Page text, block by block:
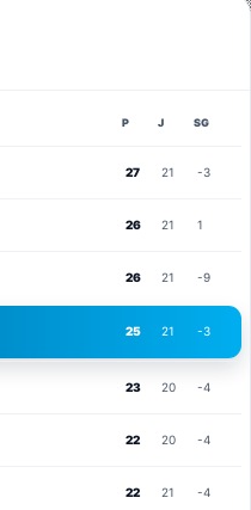
P J SG
27 21 -3
26 21 1
26 21 -9
25 21 -3
23 20 -4
22 20 -4
22 21 -4